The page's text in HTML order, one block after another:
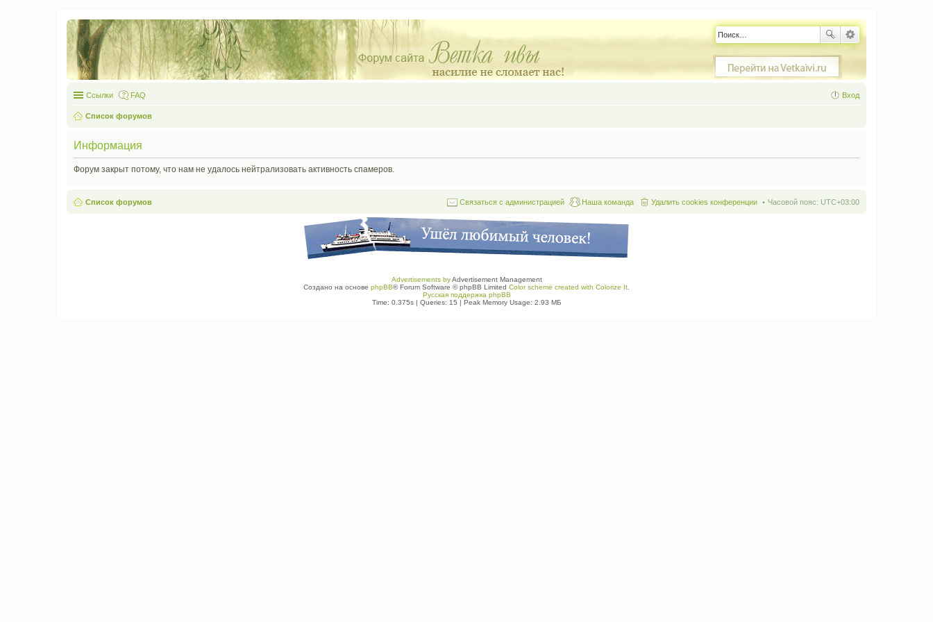
Ссылки FAQ Вход
Список форумов
Информация
Форум закрыт потому, что нам не удалось нейтрализовать активность спамеров.
Список форумов Часовой пояс: UTC+03:00
Удалить cookies конференции
Наша команда
Связаться с администрацией
Advertisements byAdvertisement Management
Создано на основе phpBB® Forum Software © phpBB Limited Color scheme created with Colorize It
Русская поддержка phpBB
Time: 0.375s| Queries: 15 | Peak Memory Usage: 2.93 МБ